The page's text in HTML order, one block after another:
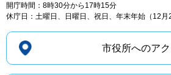
開庁時間：8時30分から17時15分
休庁日：土曜日、日曜日、祝日、年末年始（12月
市役所へのア